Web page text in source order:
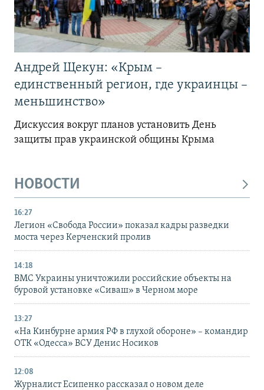
Андрей Щекун: «Крым –
единственный регион, где украинцы –
меньшинство»
Дискуссия вокруг планов установить День
защиты прав украинской общины Крыма
НОВОСТИ
16:27
Легион «Свобода России» показал кадры разведки
моста через Керченский пролив
14:18
ВМС Украины уничтожили российские объекты на
буровой установке «Сиваш» в Черном море
13:27
«На Кинбурне армия РФ в глухой обороне» – командир
ОТК «Одесса» ВСУ Денис Носиков
12:08
Журналист Есипенко рассказал о новом деле